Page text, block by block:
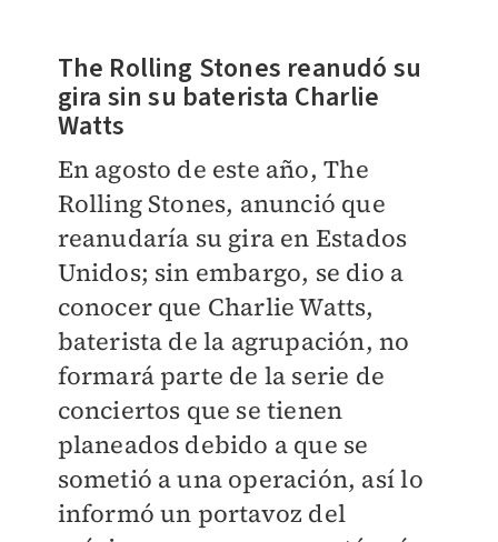
The Rolling Stones reanudó su
gira sin su baterista Charlie
Watts
En agosto de este año,The
Rolling Stones, anunció que
reanudaría su gira en Estados
Unidos; sin embargo, se dio a
conocer que Charlie Watts,
baterista de la agrupación, no
formará parte de la serie de
conciertos que se tienen
planeados debido a que se
sometió a una operación, así lo
informó un portavoz del